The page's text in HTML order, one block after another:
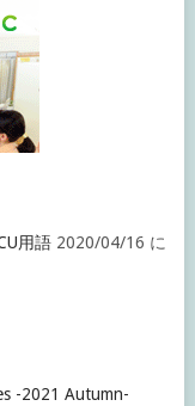
用語 2020/04/16 に
-2021 Autumn-